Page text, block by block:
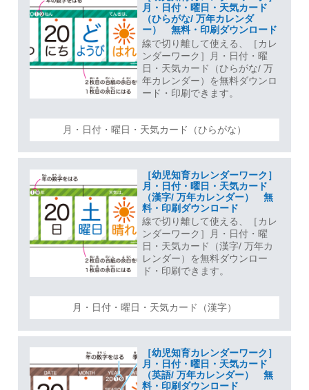
月・日付・曜日・天気カード
（ひらがな/ 万年カレンダ
ー） 無料・印刷ダウンロード
線で切り離して使える、［カレ
ンダーワーク］月・日付・曜
日・天気カード（ひらがな/ 万
年カレンダー）を無料ダウンロ
ード・印刷できます。
月・日付・曜日・天気カード（ひらがな）
［幼児知育カレンダーワーク］
月・日付・曜日・天気カード
（漢字/ 万年カレンダー） 無
料・印刷ダウンロード
線で切り離して使える、［カレ
ンダーワーク］月・日付・曜
日・天気カード（漢字/ 万年カ
レンダー）を無料ダウンロー
ド・印刷できます。
月・日付・曜日・天気カード（漢字）
［幼児知育カレンダーワーク］
月・日付・曜日・天気カード
（英語/ 万年カレンダー） 無
料・印刷ダウンロード